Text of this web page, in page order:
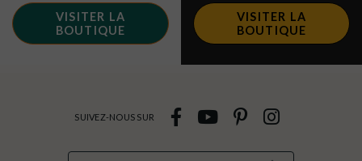
VISITER LA
BOUTIQUE
VISITER LA
BOUTIQUE
SUIVEZ-NOUS SUR